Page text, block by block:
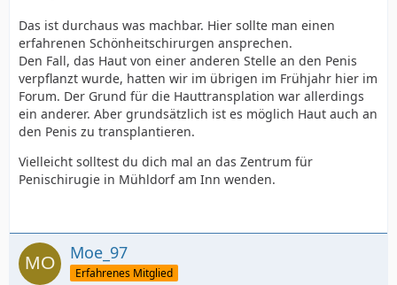
Das ist durchaus was machbar. Hier sollte man einen
erfahrenen Schönheitschirurgen ansprechen.
Den Fall, das Haut von einer anderen Stelle an den Penis
verpflanzt wurde, hatten wir im übrigen im Frühjahr hier im
Forum. Der Grund für die Hauttransplation war allerdings
ein anderer. Aber grundsätzlich ist es möglich Haut auch an
den Penis zu transplantieren.
Vielleicht solltest du dich mal an das Zentrum für
Penischirugie in Mühldorf am Inn wenden.
Moe_97
Erfahrenes Mitglied